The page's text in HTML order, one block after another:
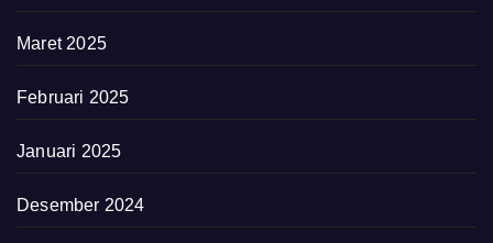
Maret 2025
Februari 2025
Januari 2025
Desember 2024